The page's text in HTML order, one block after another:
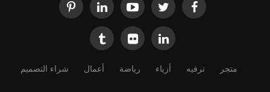
متجر ترفيه أزياء رياضة أعمال شراء التصميم